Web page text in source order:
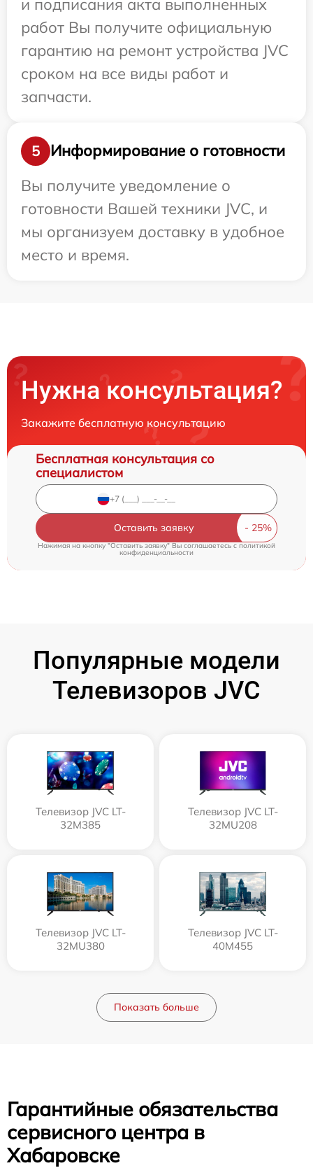
и подписания акта выполненных
работ Вы получите официальную
гарантию на ремонт устройства JVC
сроком на все виды работ и
запчасти.
5
Информирование о готовности
Вы получите уведомление о
готовности Вашей техники JVC, и
мы организуем доставку в удобное
место и время.
Нужна консультация?
Закажите бесплатную консультацию
Бесплатная консультация со
специалистом
Оставить заявку
Нажимая на кнопку "Оставить заявку" Вы соглашаетесь cполитикой
конфиденциальности
Популярные модели
Телевизоров JVC
Телевизор JVC LT-
32M385
Телевизор JVC LT-
32MU208
Телевизор JVC LT-
32MU380
Телевизор JVC LT-
40M455
Показать больше
Гарантийные обязательства
сервисного центра в
Хабаровске